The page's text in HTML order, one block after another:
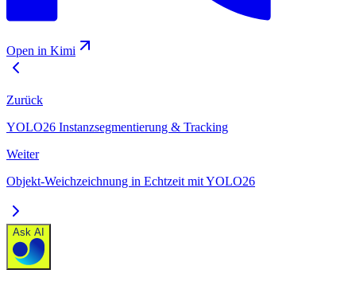
Open in Kimi
Zurück
YOLO26 Instanzsegmentierung & Tracking
Weiter
Objekt-Weichzeichnung in Echtzeit mit YOLO26
Ask AI